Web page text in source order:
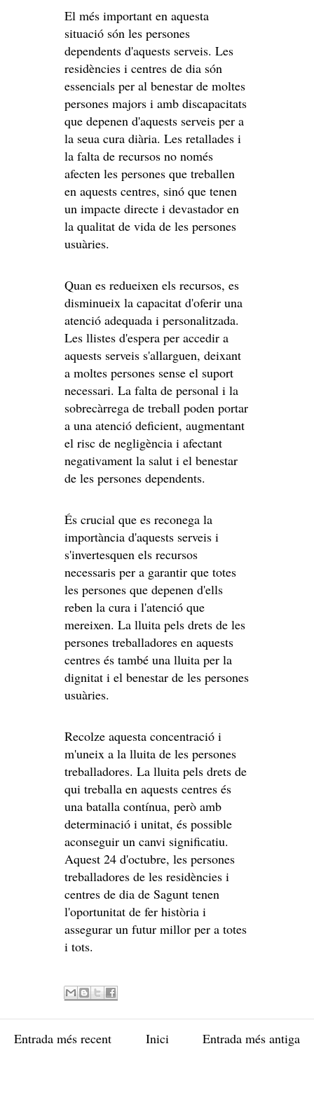
El més important en aquesta
situació són les persones
dependents d'aquests serveis. Les
residències i centres de dia són
essencials per al benestar de moltes
persones majors i amb discapacitats
que depenen d'aquests serveis per a
la seua cura diària. Les retallades i
la falta de recursos no només
afecten les persones que treballen
en aquests centres, sinó que tenen
un impacte directe i devastador en
la qualitat de vida de les persones
usuàries.
Quan es redueixen els recursos, es
disminueix la capacitat d'oferir una
atenció adequada i personalitzada.
Les llistes d'espera per accedir a
aquests serveis s'allarguen, deixant
a moltes persones sense el suport
necessari. La falta de personal i la
sobrecàrrega de treball poden portar
a una atenció deficient, augmentant
el risc de negligència i afectant
negativament la salut i el benestar
de les persones dependents.
És crucial que es reconega la
importància d'aquests serveis i
s'invertesquen els recursos
necessaris per a garantir que totes
les persones que depenen d'ells
reben la cura i l'atenció que
mereixen. La lluita pels drets de les
persones treballadores en aquests
centres és també una lluita per la
dignitat i el benestar de les persones
usuàries.
Recolze aquesta concentració i
m'uneix a la lluita de les persones
treballadores. La lluita pels drets de
qui treballa en aquests centres és
una batalla contínua, però amb
determinació i unitat, és possible
aconseguir un canvi significatiu.
Aquest 24 d'octubre, les persones
treballadores de les residències i
centres de dia de Sagunt tenen
l'oportunitat de fer història i
assegurar un futur millor per a totes
i tots.
Entrada més recent Entrada més antiga
Inici